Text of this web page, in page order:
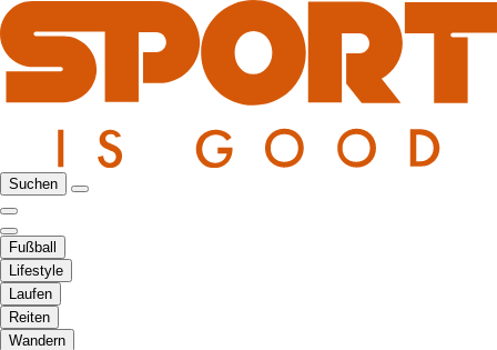
Suchen
Fußball
Lifestyle
Laufen
Reiten
Wandern